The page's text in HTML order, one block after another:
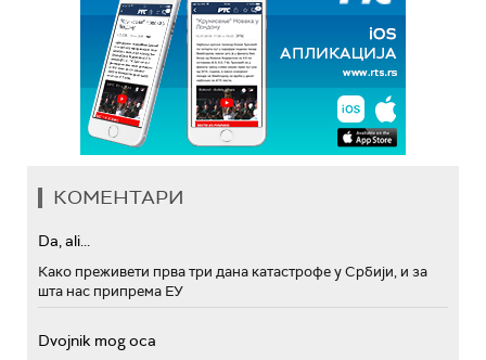
КОМЕНТАРИ
Da, ali...
Како преживети прва три дана катастрофе у Србији, и за
шта нас припрема ЕУ
Dvojnik mog oca